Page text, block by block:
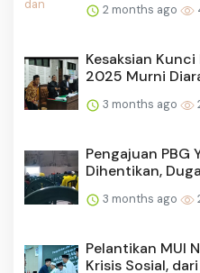
2 months ago
Kesaksian Kunci
2025 Murni
3 months ago
Pengajuan PBG
Dihentikan,
3 months ago
Pelantikan MUI
Krisis Sosial, dari